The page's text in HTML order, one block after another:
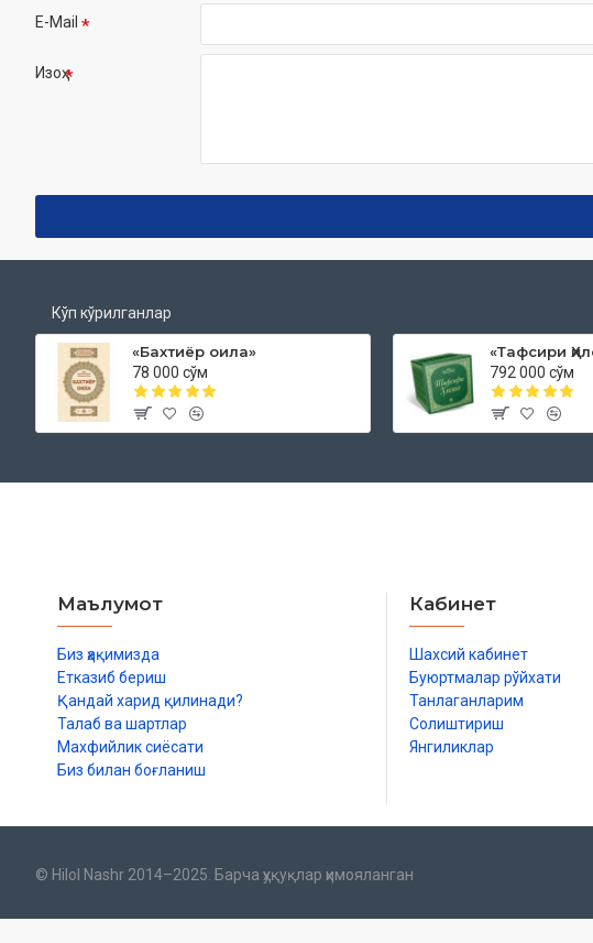
E-Mail
Изоҳ
Кўп кўрилганлар
«Бахтиёр оила»
78 000 сўм
«Тафсири
792 000 сўм
Маълумот
Биз ҳақимизда
Етказиб бериш
Қандай харид қилинади?
Талаб ва шартлар
Махфийлик сиёсати
Биз билан боғланиш
Кабинет
Шахсий кабинет
Буюртмалар рўйхати
Танлаганларим
Солиштириш
Янгиликлар
© Hilol Nashr 2014–2025. Барча ҳуқуқлар ҳимояланган